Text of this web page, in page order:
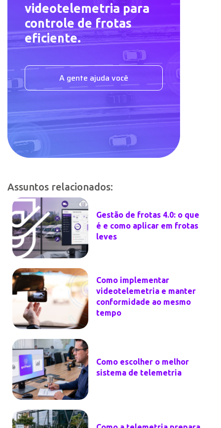
Assuntos relacionados:
Gestão de frotas 4.0: o que
é e como aplicar em frotas
leves
conformidade ao mesmo
Como a telemetria prepara
a operação para a